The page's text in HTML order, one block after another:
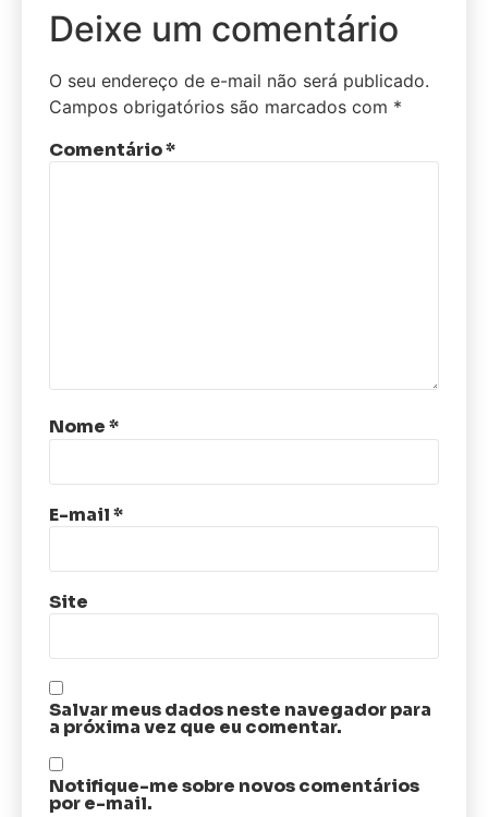
Deixe um comentário
O seu endereço de e-mail não será publicado.
Campos obrigatórios são marcados com *
Comentário*
Nome*
E-mail*
Site
Salvar meus dados neste navegador para
a próxima vez que eu comentar.
Notifique-me sobre novos comentários
por e-mail.